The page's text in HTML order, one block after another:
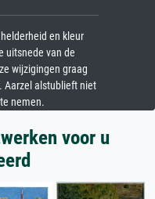
en kleur
uitsnede van de
wijzigingen graag
Aarzel alstublieft niet
nemen.
voor u